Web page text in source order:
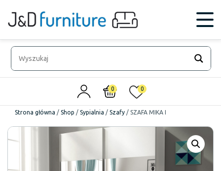
0 0
Strona główna / Shop / Sypialnia / Szafy / SZAFA MIKA I